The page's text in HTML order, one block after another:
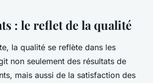
: le reflet de la qualité
la qualité se reflète dans les
non seulement des résultats de
mais aussi de la satisfaction des